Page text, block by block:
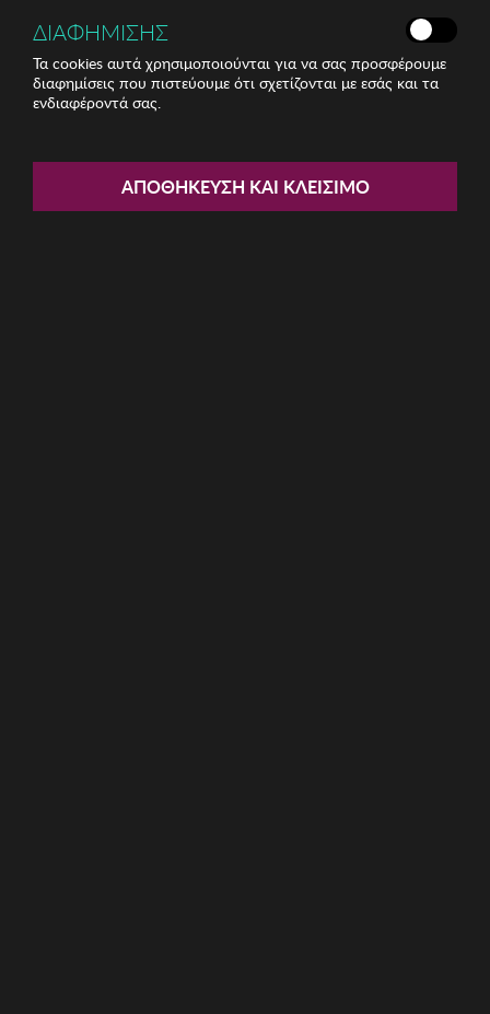
Ανδρικό Φούτερ BROKERS
ΔΙΑΦΗΜΙΣΗΣ
Τα cookies αυτά χρησιμοποιούνται για να σας προσφέρουμε
διαφημίσεις που πιστεύουμε ότι σχετίζονται με εσάς και τα
ενδιαφέροντά σας.
ΑΠΟΘΉΚΕΥΣΗ ΚΑΙ ΚΛΕΊΣΙΜΟ